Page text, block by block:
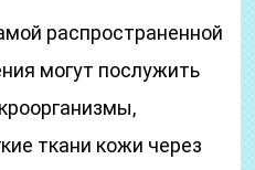
распространенной
могут послужить
ткани кожи через